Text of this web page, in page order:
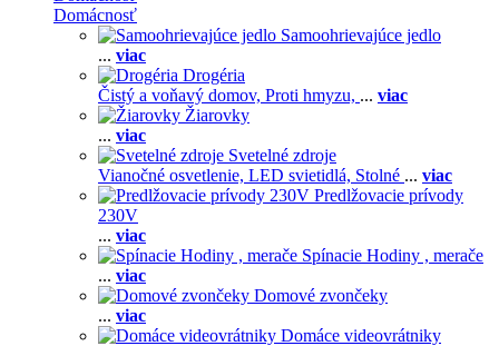
Domácnosť
Samoohrievajúce jedlo
... viac
Drogéria
Čistý a voňavý domov, Proti hmyzu, ... viac
Žiarovky
... viac
Svetelné zdroje
Vianočné osvetlenie, LED svietidlá, Stolné ... viac
Predlžovacie prívody
230V
... viac
Spínacie Hodiny , merače
... viac
Domové zvončeky
... viac
Domáce videovrátniky